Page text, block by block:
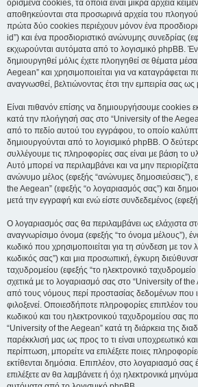
ορισμένα cookies, τα οποία είναι μικρά αρχεία
αποθηκεύονται στα προσωρινά αρχεία του
πρώτα δύο cookies περιέχουν μόνον ένα
id”) και ένα προσδιοριστικό ανώνυμης συνεδρίας
εκχωρούνται αυτόματα από το λογισμικό phpBB.
δημιουργηθεί μόλις έχετε πλοηγηθεί σε θέματα
Aegean” και χρησιμοποιείται για να καταγράφεται
αναγνωσθεί, βελτιώνοντας έτσι την εμπειρία σας ως
Είναι πιθανόν επίσης να δημιουργήσουμε cookies
κατά την πλοήγησή σας στο “University of the
από το πεδίο αυτού του εγγράφου, το οποίο
δημιουργούνται από το λογισμικό phpBB. Ο
συλλέγουμε τις πληροφορίες σας είναι με βάση το
Αυτό μπορεί να περιλαμβάνει και να μην
ανώνυμο μέλος (εφεξής “ανώνυμες
the Aegean” (εφεξής “ο λογαριασμός σας”) και
μετά την εγγραφή και ενώ είστε συνδεδεμένος
Ο λογαριασμός σας θα περιλαμβάνει ως ελάχιστα
αναγνωρίσιμο όνομα (εφεξής “το όνομα μέλους”),
κωδικό που χρησιμοποιείται για τη σύνδεση με τον
κωδικός σας”) και μια προσωπική, έγκυρη
ταχυδρομείου (εφεξής “το ηλεκτρονικό
σχετικά με το λογαριασμό σας στο “University of the
από τους νόμους περί προστασίας δεδομένων που
φιλοξενεί. Οποιεσδήποτε πληροφορίες επιπλέον
κωδικού και του ηλεκτρονικού ταχυδρομείου σας
“University of the Aegean” κατά τη διάρκεια της
παρέκκλισή μας ως προς το τι είναι υποχρεωτικό
περίπτωση, μπορείτε να επιλέξετε ποιες
εκτίθενται δημόσια. Επιπλέον, στο λογαριασμό σας
επιλέξετε αν θα λαμβάνετε ή όχι ηλεκτρονικά